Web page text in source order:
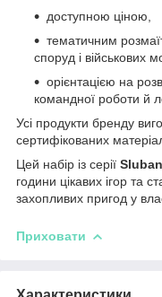
доступною ціною,
тематичним
споруд і військових
орієнтацією на
командної роботи й
Усі продукти бренду
сертифікованих
Цей набір із серії
години цікавих ігор та
захопливих пригод у
Приховати